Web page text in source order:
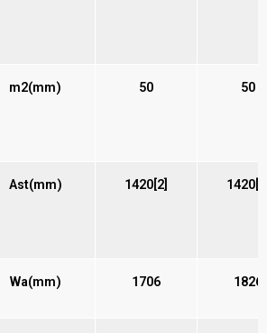
m2(mm) 50 50
Ast(mm) 1420[2]
Wa(mm) 1706 1826